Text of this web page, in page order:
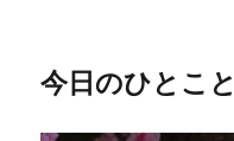
今日のひとこと